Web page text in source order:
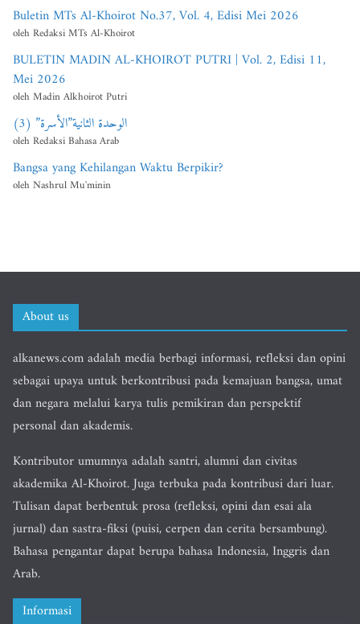
Buletin MTs Al-Khoirot No.37, Vol. 4, Edisi Mei 2026
oleh Redaksi MTs Al-Khoirot
BULETIN MADIN AL-KHOIROT PUTRI | Vol. 2, Edisi 11,
Mei 2026
oleh Madin Alkhoirot Putri
الوحدة الثانية”الأسرة” (3)
oleh Redaksi Bahasa Arab
Bangsa yang Kehilangan Waktu Berpikir?
oleh Nashrul Mu'minin
About us
alkanews.com adalah media berbagi informasi, refleksi dan opini
sebagai upaya untuk berkontribusi pada kemajuan bangsa, umat
dan negara melalui karya tulis pemikiran dan perspektif
personal dan akademis.
Kontributor umumnya adalah santri, alumni dan civitas
akademika Al-Khoirot. Juga terbuka pada kontribusi dari luar.
Tulisan dapat berbentuk prosa (refleksi, opini dan esai ala
jurnal) dan sastra-fiksi (puisi, cerpen dan cerita bersambung).
Bahasa pengantar dapat berupa bahasa Indonesia, Inggris dan
Arab.
Informasi